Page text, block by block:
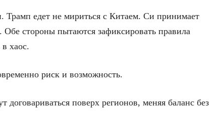
Трамп едет не мириться с Китаем. Си принимает
Обе стороны пытаются зафиксировать правила
хаос.
риск и возможность.
поверх регионов, меняя баланс без